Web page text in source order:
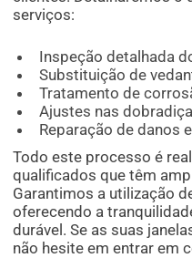
serviços:
Inspeção detalhada
Substituição de
Tratamento de
Ajustes nas
Reparação de danos
Todo este processo é
qualificados que têm
Garantimos a utilização
oferecendo a
durável. Se as suas
não hesite em entrar em